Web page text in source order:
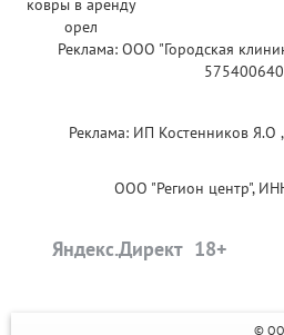
Реклама: ООО "Городская
Реклама: ИП Костенников
ООО "Регион центр",
Яндекс.Директ
©